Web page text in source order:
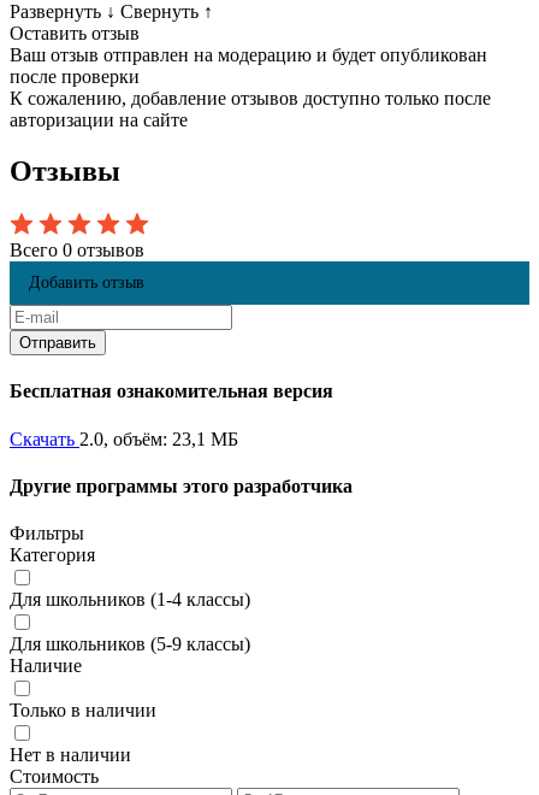
Развернуть ↓ Свернуть ↑
Оставить отзыв
Ваш отзыв отправлен на модерацию и будет опубликован
после проверки
К сожалению, добавление отзывов доступно только после
авторизации на сайте
Отзывы
Всего 0 отзывов
Добавить отзыв
Бесплатная ознакомительная версия
Скачать 2.0, объём: 23,1 МБ
Другие программы этого разработчика
Фильтры
Категория
Для школьников (1-4 классы)
Для школьников (5-9 классы)
Наличие
Только в наличии
Нет в наличии
Стоимость